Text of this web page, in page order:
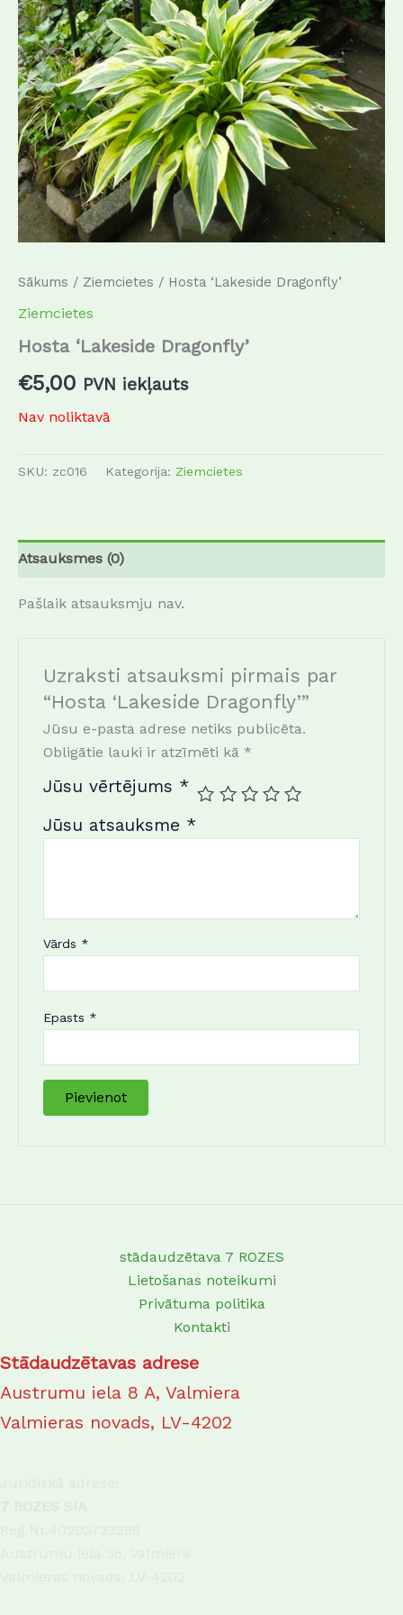
Sākums / Ziemcietes / Hosta ‘Lakeside Dragonfly’
Ziemcietes
Hosta ‘Lakeside Dragonfly’
€5,00 PVN iekļauts
Nav noliktavā
SKU: zc016 Kategorija: Ziemcietes
Atsauksmes (0)
Pašlaik atsauksmju nav.
Uzraksti atsauksmi pirmais par
“Hosta ‘Lakeside Dragonfly’”
Jūsu e-pasta adrese netiks publicēta.
Obligātie lauki ir atzīmēti kā *
Jūsu vērtējums *
Jūsu atsauksme *
Vārds *
Epasts *
stādaudzētava 7 ROZES
Lietošanas noteikumi
Privātuma politika
Kontakti
Stādaudzētavas adrese
Austrumu iela 8 A, Valmiera
Valmieras novads, LV-4202